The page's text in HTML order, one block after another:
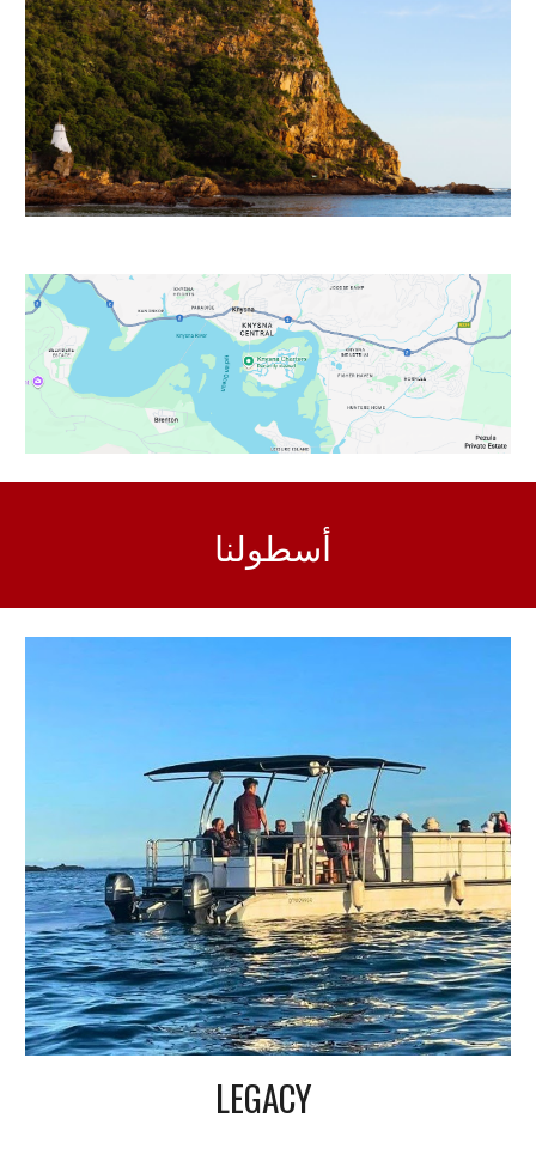
أسطولنا
LEGACY